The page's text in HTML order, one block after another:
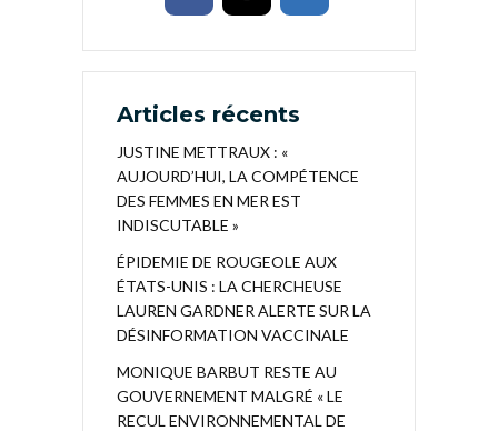
Articles récents
JUSTINE METTRAUX : «
AUJOURD’HUI, LA COMPÉTENCE
DES FEMMES EN MER EST
INDISCUTABLE »
ÉPIDEMIE DE ROUGEOLE AUX
ÉTATS-UNIS : LA CHERCHEUSE
LAUREN GARDNER ALERTE SUR LA
DÉSINFORMATION VACCINALE
MONIQUE BARBUT RESTE AU
GOUVERNEMENT MALGRÉ « LE
RECUL ENVIRONNEMENTAL DE